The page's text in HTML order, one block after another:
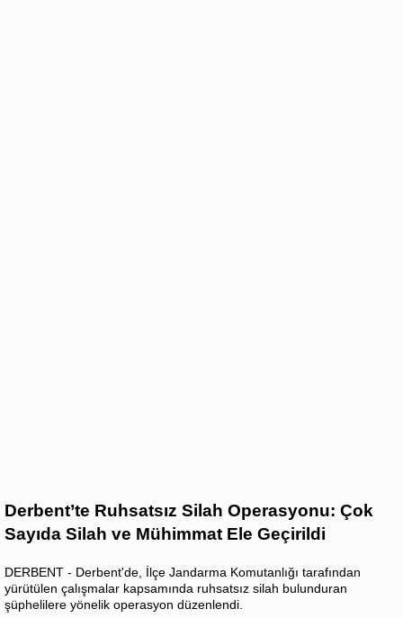
Derbent’te Ruhsatsız Silah Operasyonu: Çok
Sayıda Silah ve Mühimmat Ele Geçirildi
DERBENT - Derbent'de, İlçe Jandarma Komutanlığı tarafından
yürütülen çalışmalar kapsamında ruhsatsız silah bulunduran
şüphelilere yönelik operasyon düzenlendi.